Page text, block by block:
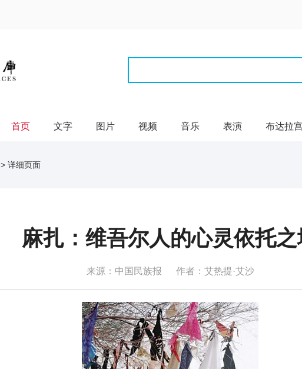
首页 文字 图片 视频 音乐 表演 布达拉
> 详细页面
麻扎：维吾尔人的心灵依托
来源：中国民族报 作者：艾热提·艾沙